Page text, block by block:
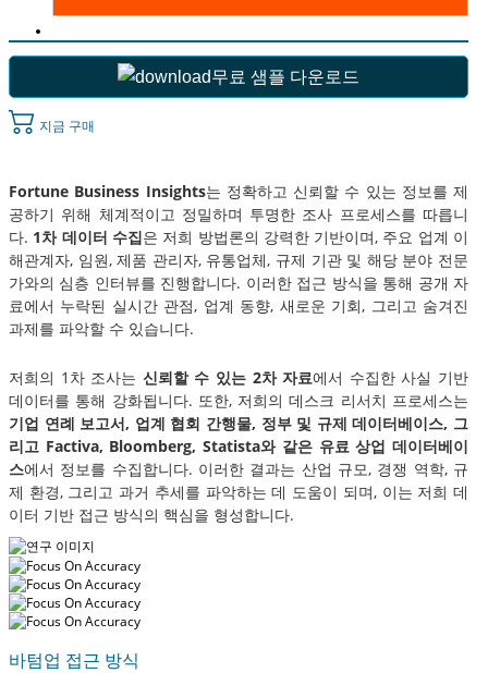
무료 샘플 다운로드
지금 구매
Fortune Business Insights는 정확하고 신뢰할 수 있는 정보를 제
공하기 위해 체계적이고 정밀하며 투명한 조사 프로세스를 따릅니
다. 1차 데이터 수집은 저희 방법론의 강력한 기반이며, 주요 업계 이
해관계자, 임원, 제품 관리자, 유통업체, 규제 기관 및 해당 분야 전문
가와의 심층 인터뷰를 진행합니다. 이러한 접근 방식을 통해 공개 자
료에서 누락된 실시간 관점, 업계 동향, 새로운 기회, 그리고 숨겨진
과제를 파악할 수 있습니다.
저희의 1차 조사는 신뢰할 수 있는 2차 자료에서 수집한 사실 기반
데이터를 통해 강화됩니다. 또한, 저희의 데스크 리서치 프로세스는
기업 연례 보고서, 업계 협회 간행물, 정부 및 규제 데이터베이스, 그
리고 Factiva, Bloomberg, Statista와 같은 유료 상업 데이터베이
스에서 정보를 수집합니다. 이러한 결과는 산업 규모, 경쟁 역학, 규
제 환경, 그리고 과거 추세를 파악하는 데 도움이 되며, 이는 저희 데
이터 기반 접근 방식의 핵심을 형성합니다.
바텀업 접근 방식